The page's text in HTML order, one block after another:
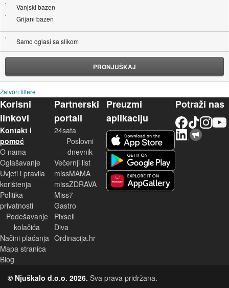
Vanjski bazen
Grijani bazen
Samo oglasi sa slikom
PRONJUŠKAJ
Zatvori filtere
Korisni
linkovi
Kontakt i
pomoć
O nama
Oglašavanje
Uvjeti i pravila
korištenja
Politika
privatnosti
Podešavanje
kolačića
Načini plaćanja
Mapa stranica
Blog
Partnerski
portali
24sata
Poslovni
dnevnik
Večernji list
missMAMA
missZDRAVA
Miss7
Gastro
Pixsell
Diva
Ordinacija.hr
Preuzmi
aplikaciju
Potraži nas
© Njuškalo d.o.o. 2026. Sva prava pridržana.